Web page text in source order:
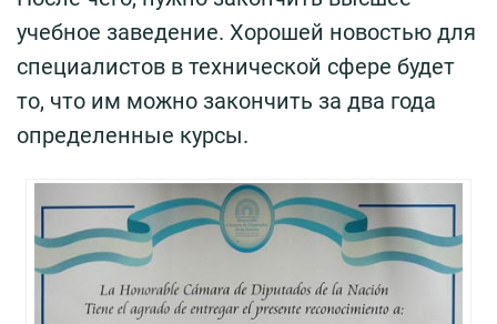
учебное заведение. Хорошей новостью для
специалистов в технической сфере будет
то, что им можно закончить за два года
определенные курсы.